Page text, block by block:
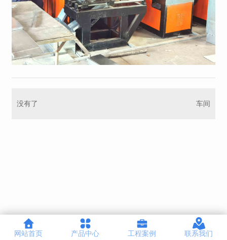
没有了 车间
网站首页 产品中心 工程案例 联系我们